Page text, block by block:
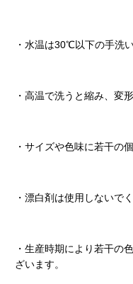
・水温は30℃以下の手洗
・高温で洗うと縮み、変
・サイズや色味に若干の
・漂白剤は使用しないでく
・生産時期により若干の
ざいます。